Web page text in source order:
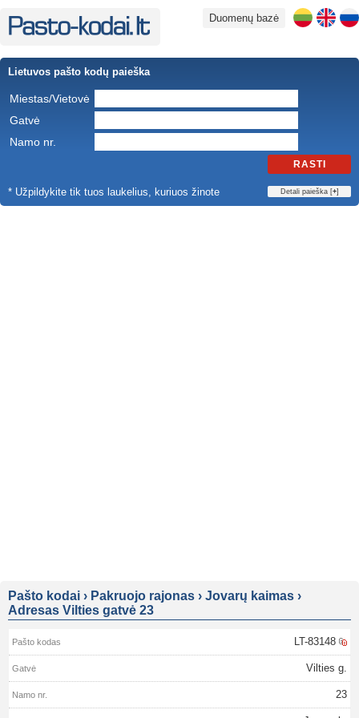
Duomenų bazė
Lietuvos pašto kodų paieška
Miestas/Vietovė
Gatvė
Namo nr.
RASTI
* Užpildykite tik tuos laukelius, kuriuos žinote Detali paieška [+]
Pašto kodai › Pakruojo rajonas › Jovarų kaimas ›
Adresas Vilties gatvė 23
LT-83148
Vilties g.
23